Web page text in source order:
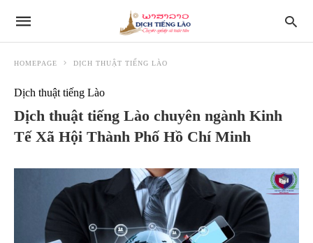
HOMEPAGE DỊCH THUẬT TIẾNG LÀO
Dịch thuật tiếng Lào
Dịch thuật tiếng Lào chuyên ngành Kinh
Tế Xã Hội Thành Phố Hồ Chí Minh